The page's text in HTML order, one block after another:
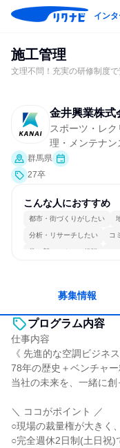
イン
施工管理
文理不問！充実の研修制度
金井興業株式
スポーツ・レ
理・メンテナン
群馬県
27卒
こんな人におすすめ
都市・街づくりがしたい
分析・リサーチしたい コ
常に新しいものに挑戦 チ
募集情報
プログラム内容
仕事内容
《 先進的な空調ビジネ
78年の歴史＋ベンチャ
当社の未来を、一緒に創
＼ ココがポイント ／
○現場の裁量権が大きく
○完全週休2日制(土日祝)